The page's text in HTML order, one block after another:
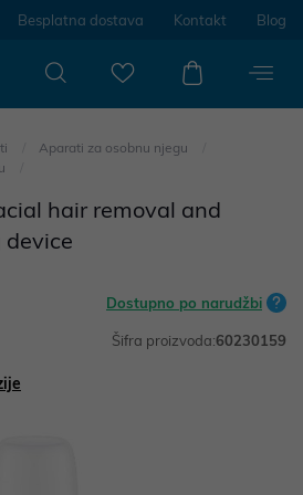
Besplatna dostava Kontakt Blog
Aparati za osobnu njegu
hair removal and
Dostupno po narudžbi
Šifra proizvoda:60230159